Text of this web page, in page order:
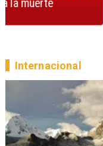
Internacional